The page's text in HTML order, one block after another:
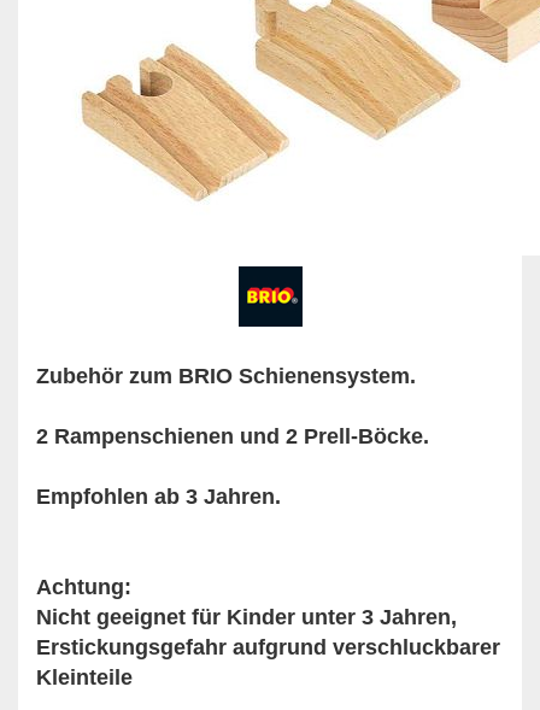
Zubehör zum BRIO Schienensystem.
2 Rampenschienen und 2 Prell-Böcke.
Empfohlen ab 3 Jahren.
Achtung:
Nicht geeignet für Kinder unter 3 Jahren,
Erstickungsgefahr aufgrund verschluckbarer
Kleinteile